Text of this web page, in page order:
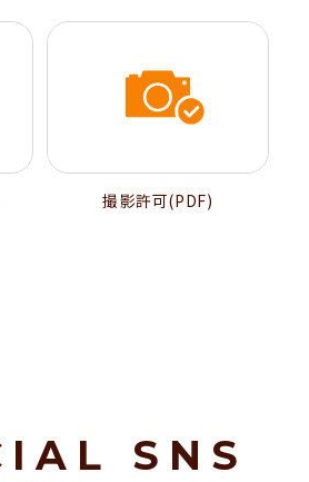
撮影許可(PDF)
SNS